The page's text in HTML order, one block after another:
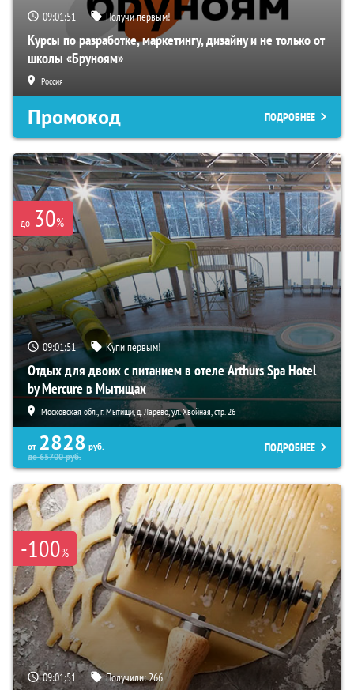
09:01:50 Получи первым!
Курсы по разработке, маркетингу, дизайну и не только от
школы «Бруноям»
Россия
Промокод ПОДРОБНЕЕ
до 30%
09:01:50 Купи первым!
Отдых для двоих с питанием в отеле Arthurs Spa Hotel
by Mercure в Мытищах
Московская обл., г. Мытищи, д. Ларево, ул. Хвойная, стр. 26
от 2828 руб.
до65700руб.
ПОДРОБНЕЕ
-100%
09:01:50 Получили:266